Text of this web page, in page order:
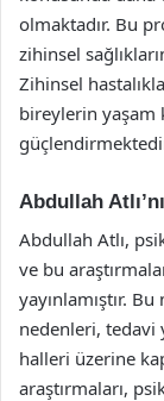
olmaktadır. Bu
zihinsel
Zihinsel
bireylerin yaşam
Abdullah
Abdullah Atlı,
ve bu
yayınlamıştır.
nedenleri,
halleri üzerine
araştırmaları,